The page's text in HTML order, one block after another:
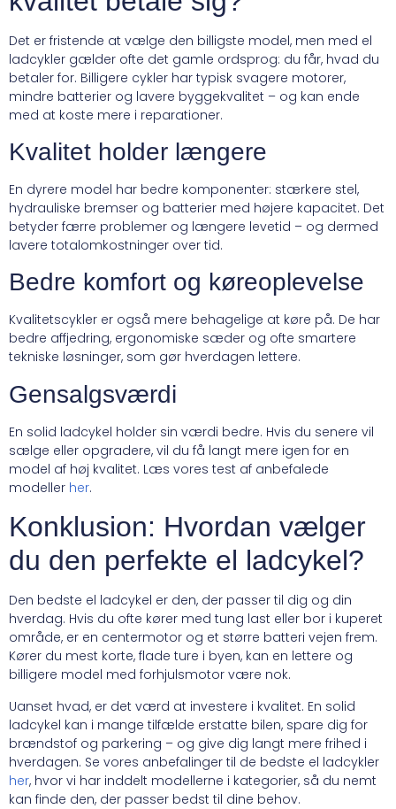
Det er fristende at vælge den billigste model, men med el
ladcykler gælder ofte det gamle ordsprog: du får, hvad du
betaler for. Billigere cykler har typisk svagere motorer,
mindre batterier og lavere byggekvalitet – og kan ende
med at koste mere i reparationer.
Kvalitet holder længere
En dyrere model har bedre komponenter: stærkere stel,
hydrauliske bremser og batterier med højere kapacitet. Det
betyder færre problemer og længere levetid – og dermed
lavere totalomkostninger over tid.
Bedre komfort og køreoplevelse
Kvalitetscykler er også mere behagelige at køre på. De har
bedre affjedring, ergonomiske sæder og ofte smartere
tekniske løsninger, som gør hverdagen lettere.
Gensalgsværdi
En solid ladcykel holder sin værdi bedre. Hvis du senere vil
sælge eller opgradere, vil du få langt mere igen for en
model af høj kvalitet. Læs vores test af anbefalede
modeller her.
Konklusion: Hvordan vælger
du den perfekte el ladcykel?
Den bedste el ladcykel er den, der passer til dig og din
hverdag. Hvis du ofte kører med tung last eller bor i kuperet
område, er en centermotor og et større batteri vejen frem.
Kører du mest korte, flade ture i byen, kan en lettere og
billigere model med forhjulsmotor være nok.
Uanset hvad, er det værd at investere i kvalitet. En solid
ladcykel kan i mange tilfælde erstatte bilen, spare dig for
brændstof og parkering – og give dig langt mere frihed i
hverdagen. Se vores anbefalinger til de bedste el ladcykler
her, hvor vi har inddelt modellerne i kategorier, så du nemt
kan finde den, der passer bedst til dine behov.